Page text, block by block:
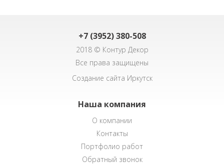
+7 (3952) 380-508
2018 © Контур Декор
Все права защищены
Создание сайта Иркутск
Наша компания
О компании
Контакты
Портфолио работ
Обратный звонок